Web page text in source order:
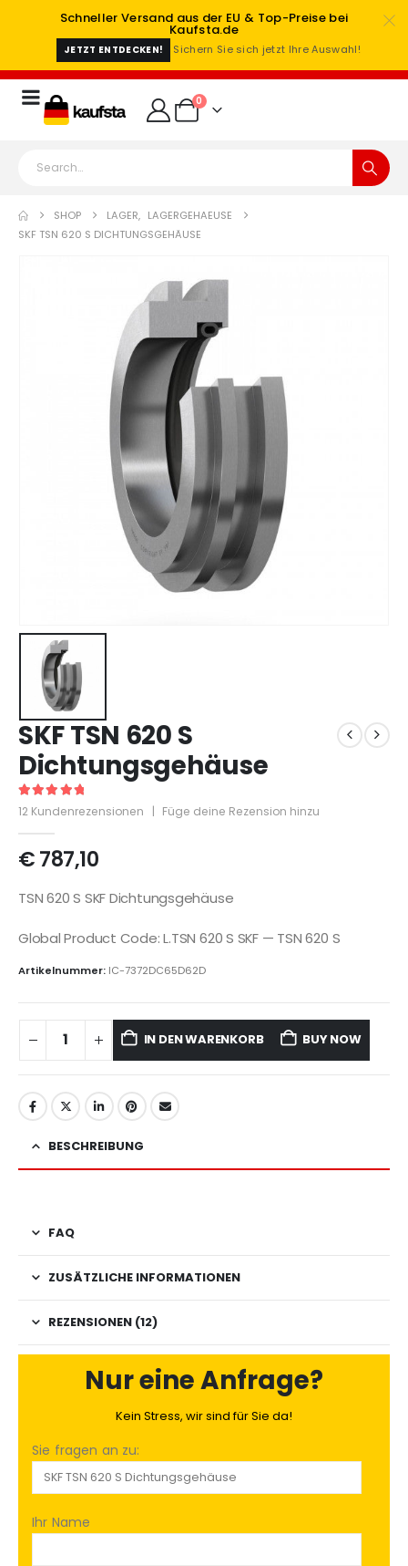
Schneller Versand aus der EU & Top-Preise bei
Kaufsta.de
JETZT ENTDECKEN! Sichern Sie sich jetzt Ihre Auswahl!
0
SHOP LAGER, LAGERGEHAEUSE
SKF TSN 620 S DICHTUNGSGEHÄUSE
SKF TSN 620 S
Dichtungsgehäuse
5out of 5
12 Kundenrezensionen | Füge deine Rezension hinzu
€787,10
TSN 620 S SKF Dichtungsgehäuse
Global Product Code: L.TSN 620 S SKF — TSN 620 S
Artikelnummer: IC-7372DC65D62D
IN DEN WARENKORB BUY NOW
BESCHREIBUNG
FAQ
ZUSÄTZLICHE INFORMATIONEN
REZENSIONEN (12)
Nur eine Anfrage?
Kein Stress, wir sind für Sie da!
Sie fragen an zu:
Ihr Name